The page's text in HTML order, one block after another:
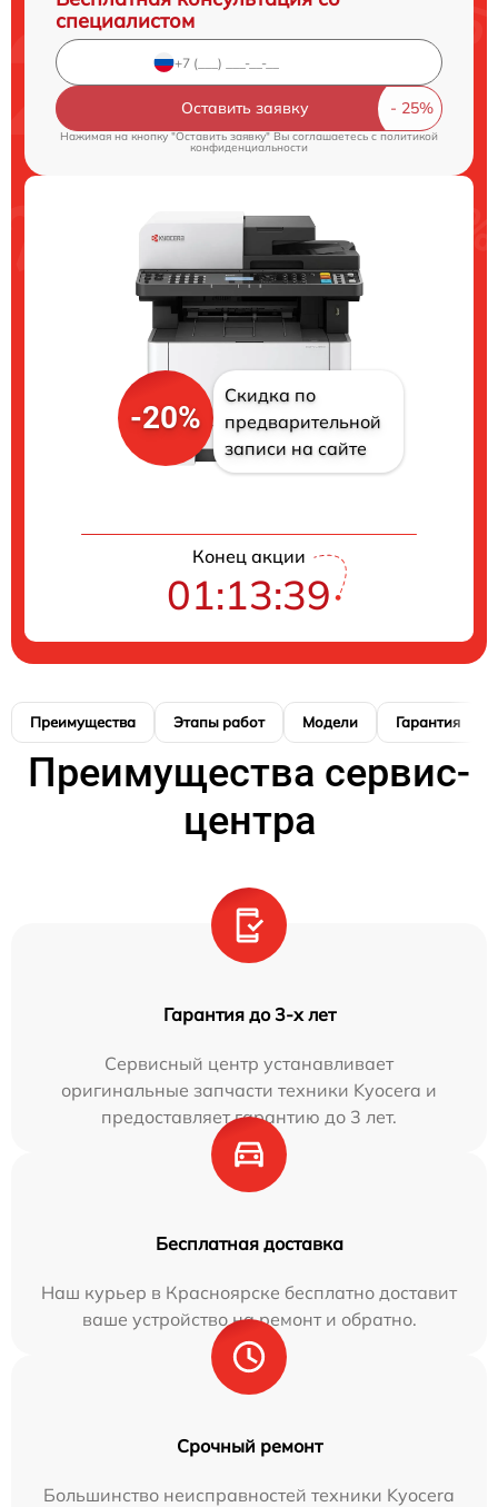
специалистом
Оставить заявку
Нажимая на кнопку "Оставить заявку" Вы соглашаетесь cполитикой
конфиденциальности
-20%
Скидка по
предварительной
записи на сайте
Конец акции
01:13:39
Преимущества Этапы работ Модели Гарантия
Преимущества сервис-
центра
Гарантия до 3-х лет
Сервисный центр устанавливает
оригинальные запчасти техники Kyocera и
предоставляет гарантию до 3 лет.
Бесплатная доставка
Наш курьер в Красноярске бесплатно доставит
ваше устройство на ремонт и обратно.
Срочный ремонт
Большинство неисправностей техники Kyocera